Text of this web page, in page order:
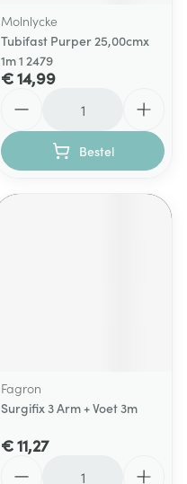
Molnlycke
Tubifast Purper 25,00cmx
1m 1 2479
€ 14,99
Bestel
Fagron
Surgifix 3 Arm + Voet 3m
€ 11,27